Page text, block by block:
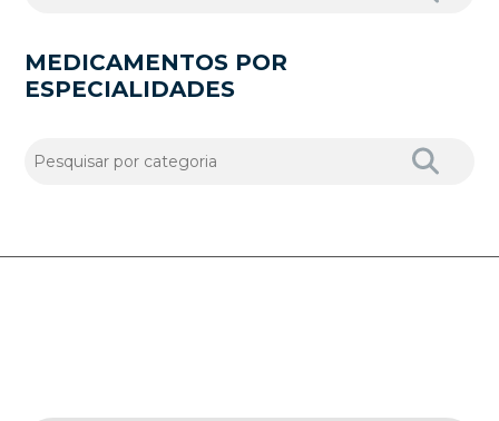
MEDICAMENTOS POR
ESPECIALIDADES